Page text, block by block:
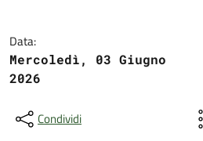
Data:
Mercoledì, 03 Giugno
2026
Condividi